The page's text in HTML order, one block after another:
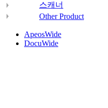
스캐너
Other Product
ApeosWide
DocuWide